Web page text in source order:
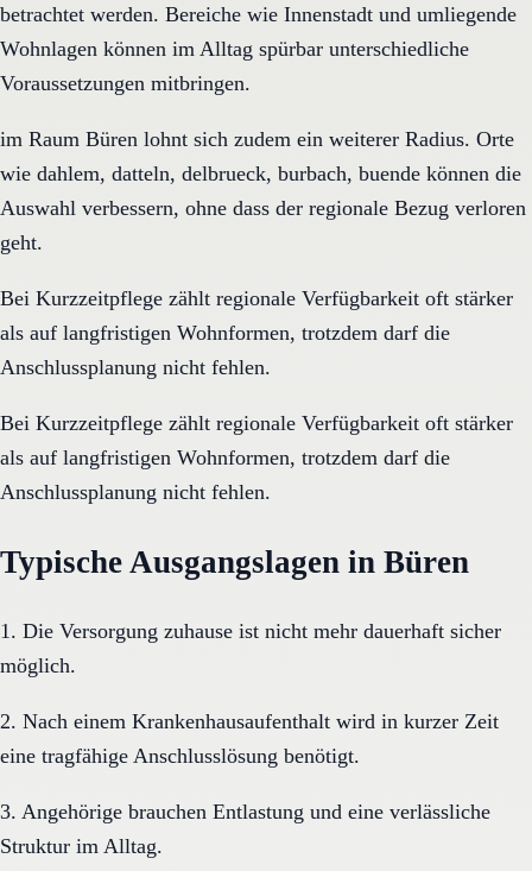
betrachtet werden. Bereiche wie Innenstadt und umliegende
Wohnlagen können im Alltag spürbar unterschiedliche
Voraussetzungen mitbringen.
im Raum Büren lohnt sich zudem ein weiterer Radius. Orte
wie dahlem, datteln, delbrueck, burbach, buende können die
Auswahl verbessern, ohne dass der regionale Bezug verloren
geht.
Bei Kurzzeitpflege zählt regionale Verfügbarkeit oft stärker
als auf langfristigen Wohnformen, trotzdem darf die
Anschlussplanung nicht fehlen.
Bei Kurzzeitpflege zählt regionale Verfügbarkeit oft stärker
als auf langfristigen Wohnformen, trotzdem darf die
Anschlussplanung nicht fehlen.
Typische Ausgangslagen in Büren
1. Die Versorgung zuhause ist nicht mehr dauerhaft sicher
möglich.
2. Nach einem Krankenhausaufenthalt wird in kurzer Zeit
eine tragfähige Anschlusslösung benötigt.
3. Angehörige brauchen Entlastung und eine verlässliche
Struktur im Alltag.